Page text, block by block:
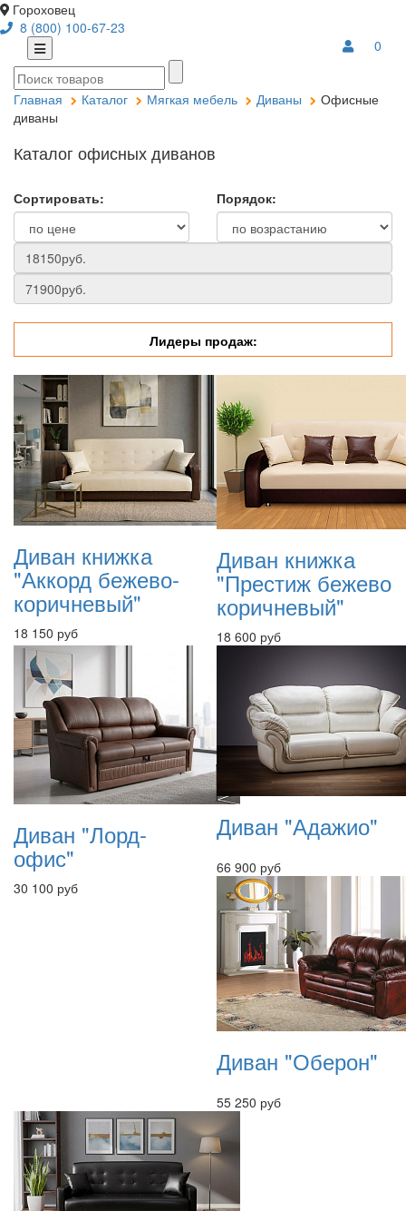
Гороховец
8 (800) 100-67-23
0
Главная Каталог Мягкая мебель Диваны
Офисные
диваны
Каталог офисных диванов
Сортировать: Порядок:
Лидеры продаж:
Диван книжка
"Аккорд бежево-
коричневый"
18 150 руб
Диван книжка
"Престиж бежево
коричневый"
18 600 руб
Диван "Лорд-
офис"
30 100 руб
Диван "Адажио"
66 900 руб
Диван "Оберон"
55 250 руб